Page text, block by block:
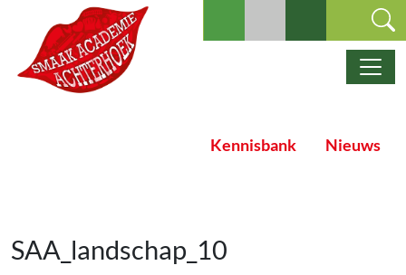
Ga naar de inhoud
Hoofdnavigatie
Kennisbank Nieuws
SAA_landschap_10